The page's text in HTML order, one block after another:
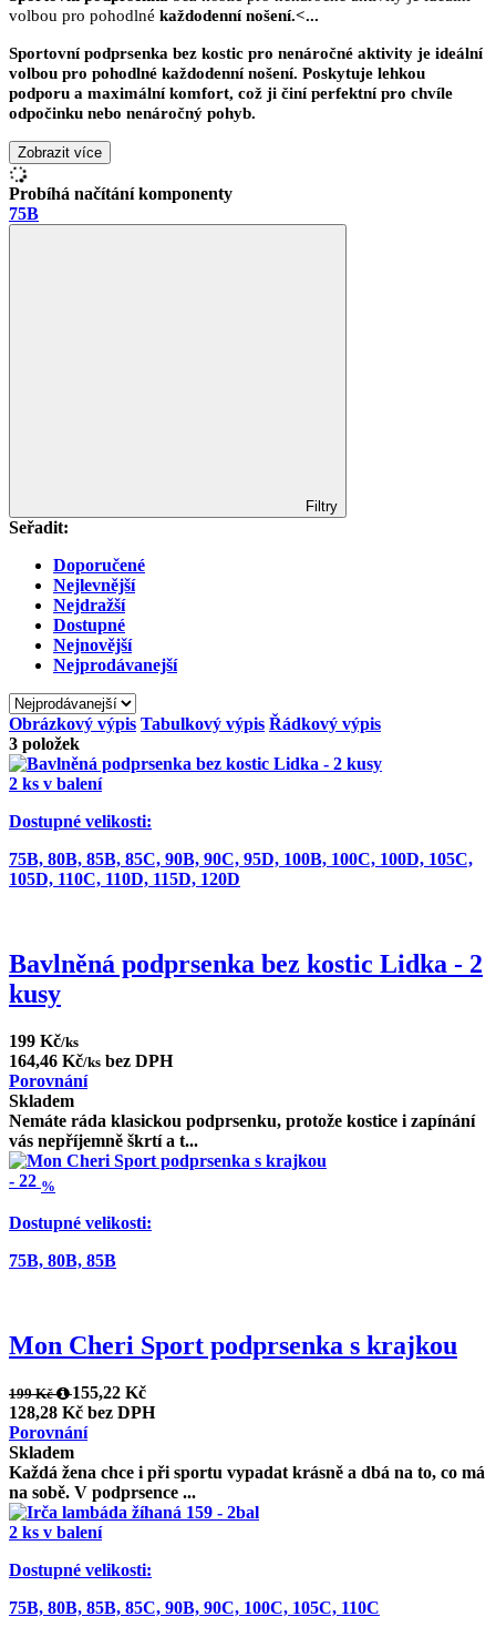
volbou pro pohodlné každodenní nošení.<...
Sportovní podprsenka bez kostic pro nenáročné aktivity je ideální
volbou pro pohodlné každodenní nošení. Poskytuje lehkou
podporu a maximální komfort, což ji činí perfektní pro chvíle
odpočinku nebo nenáročný pohyb.
Zobrazit více
Probíhá načítání komponenty
75B
Filtry
Seřadit:
Doporučené
Nejlevnější
Nejdražší
Dostupné
Nejnovější
Nejprodávanejší
Obrázkový výpis Tabulkový výpis Řádkový výpis
3 položek
2 ks v balení
Dostupné velikosti:
75B, 80B, 85B, 85C, 90B, 90C, 95D, 100B, 100C, 100D, 105C,
105D, 110C, 110D, 115D, 120D
Bavlněná podprsenka bez kostic Lidka - 2
kusy
199 Kč/ks
164,46 Kč/ks bez DPH
Porovnání
Skladem
Nemáte ráda klasickou podprsenku, protože kostice i zapínání
vás nepříjemně škrtí a t...
- 22 %
Dostupné velikosti:
75B, 80B, 85B
Mon Cheri Sport podprsenka s krajkou
199 Kč
155,22 Kč
128,28 Kč bez DPH
Porovnání
Skladem
Každá žena chce i při sportu vypadat krásně a dbá na to, co má
na sobě. V podprsence ...
2 ks v balení
Dostupné velikosti:
75B, 80B, 85B, 85C, 90B, 90C, 100C, 105C, 110C